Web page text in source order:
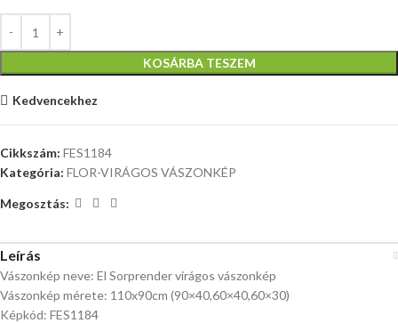
KOSÁRBA TESZEM
Kedvencekhez
Cikkszám: FES1184
Kategória: FLOR-VIRÁGOS VÁSZONKÉP
Megosztás:
Leírás
Vászonkép neve: El Sorprender virágos vászonkép
Vászonkép mérete: 110x90cm (90×40,60×40,60×30)
Képkód: FES1184